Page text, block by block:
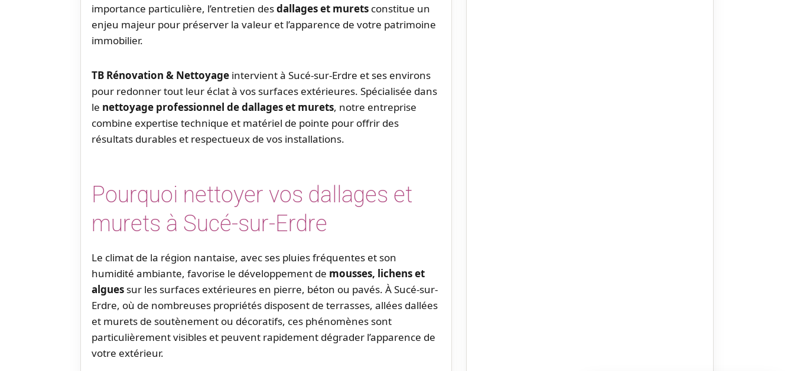
importance particulière, l’entretien desdallages et murets constitue un
enjeu majeur pour préserver la valeur et l’apparence de votre patrimoine
immobilier.
TB Rénovation & Nettoyage intervient à Sucé-sur-Erdre et ses environs
pour redonner tout leur éclat à vos surfaces extérieures. Spécialisée dans
le nettoyage professionnel de dallages et murets, notre entreprise
combine expertise technique et matériel de pointe pour offrir des
résultats durables et respectueux de vos installations.
Pourquoi nettoyer vos dallages et
murets à Sucé-sur-Erdre
Le climat de la région nantaise, avec ses pluies fréquentes et son
humidité ambiante, favorise le développement de mousses, lichens et
algues sur les surfaces extérieures en pierre, béton ou pavés. À Sucé-sur-
Erdre, où de nombreuses propriétés disposent de terrasses, allées dallées
et murets de soutènement ou décoratifs, ces phénomènes sont
particulièrement visibles et peuvent rapidement dégrader l’apparence de
votre extérieur.